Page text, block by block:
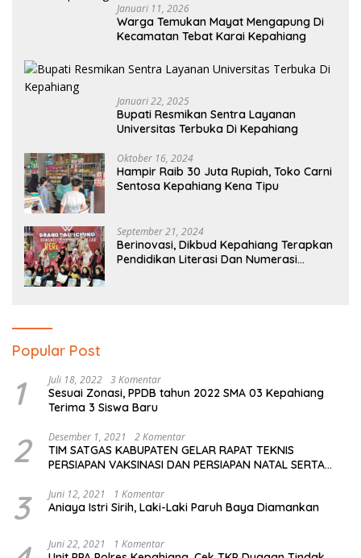
Januari 11, 2026
Warga Temukan Mayat Mengapung Di
Kecamatan Tebat Karai Kepahiang
Januari 22, 2025
Bupati Resmikan Sentra Layanan
Universitas Terbuka Di Kepahiang
Oktober 16, 2024
Hampir Raib 30 Juta Rupiah, Toko Carni
Sentosa Kepahiang Kena Tipu
September 21, 2024
Berinovasi, Dikbud Kepahiang Terapkan
Pendidikan Literasi Dan Numerasi
Popular Post
1 Juli 18, 2022 3 Komentar
Sesuai Zonasi, PPDB tahun 2022 SMA 03 Kepahiang
Terima 3 Siswa Baru
2 Desember 1, 2021 2 Komentar
TIM SATGAS KABUPATEN GELAR RAPAT TEKNIS
PERSIAPAN VAKSINASI DAN PERSIAPAN NATAL SERTA
3 Juni 12, 2021 1 Komentar
Aniaya Istri Sirih, Laki-Laki Paruh Baya Diamankan
Juni 22, 2021 1 Komentar